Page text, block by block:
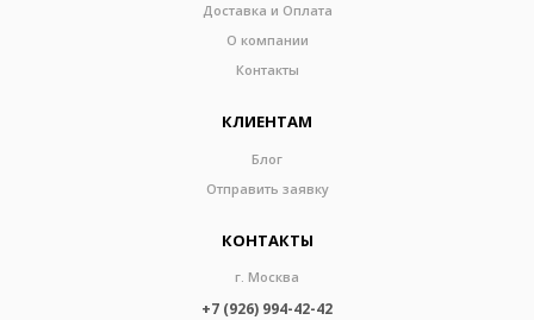
Доставка и Оплата
О компании
Контакты
КЛИЕНТАМ
Блог
Отправить заявку
КОНТАКТЫ
г. Москва
+7 (926) 994-42-42